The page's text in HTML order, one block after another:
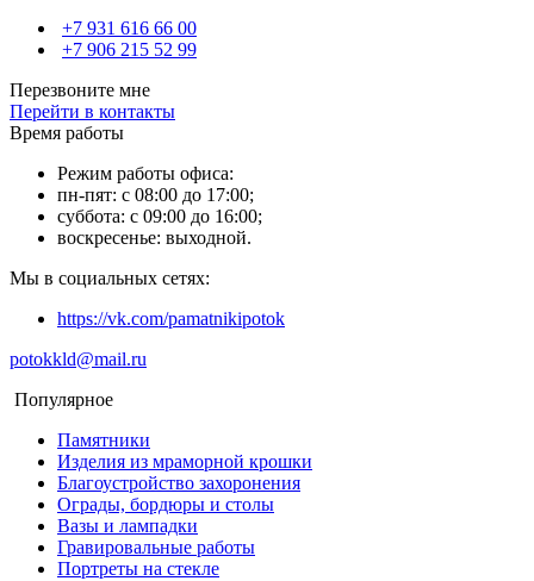
+7 931 616 66 00
+7 906 215 52 99
Перезвоните мне
Перейти в контакты
Время работы
Режим работы офиса:
пн-пят: с 08:00 до 17:00;
суббота: с 09:00 до 16:00;
воскресенье: выходной.
Мы в социальных сетях:
https://vk.com/pamatnikipotok
potokkld@mail.ru
Популярное
Памятники
Изделия из мраморной крошки
Благоустройство захоронения
Ограды, бордюры и столы
Вазы и лампадки
Гравировальные работы
Портреты на стекле